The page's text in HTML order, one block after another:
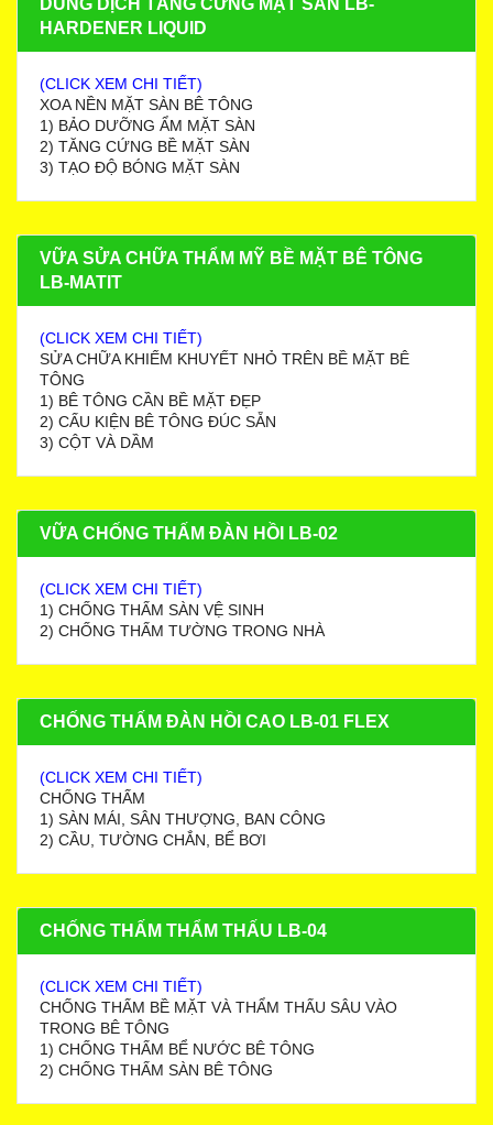
DUNG DỊCH TĂNG CỨNG MẶT SÀN LB-
HARDENER LIQUID
(CLICK XEM CHI TIẾT)
XOA NỀN MẶT SÀN BÊ TÔNG
1) BẢO DƯỠNG ẨM MẶT SÀN
2) TĂNG CỨNG BỀ MẶT SÀN
3) TẠO ĐỘ BÓNG MẶT SÀN
VỮA SỬA CHỮA THẨM MỸ BỀ MẶT BÊ TÔNG
LB-MATIT
(CLICK XEM CHI TIẾT)
SỬA CHỮA KHIẾM KHUYẾT NHỎ TRÊN BỀ MẶT BÊ
TÔNG
1) BÊ TÔNG CẦN BỀ MẶT ĐẸP
2) CẤU KIỆN BÊ TÔNG ĐÚC SẴN
3) CỘT VÀ DẦM
VỮA CHỐNG THẤM ĐÀN HỒI LB-02
(CLICK XEM CHI TIẾT)
1) CHỐNG THẤM SÀN VỆ SINH
2) CHỐNG THẤM TƯỜNG TRONG NHÀ
CHỐNG THẤM ĐÀN HỒI CAO LB-01 FLEX
(CLICK XEM CHI TIẾT)
CHỐNG THẤM
1) SÀN MÁI, SÂN THƯỢNG, BAN CÔNG
2) CẦU, TƯỜNG CHẮN, BỂ BƠI
CHỐNG THẤM THẨM THẤU LB-04
(CLICK XEM CHI TIẾT)
CHỐNG THẤM BỀ MẶT VÀ THẨM THẤU SÂU VÀO
TRONG BÊ TÔNG
1) CHỐNG THẤM BỂ NƯỚC BÊ TÔNG
2) CHỐNG THẤM SÀN BÊ TÔNG